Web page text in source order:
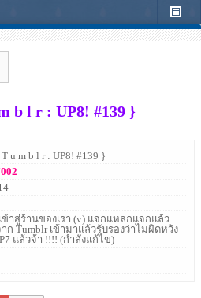
b l r : UP8! #139 }
u m b l r : UP8! #139 }
าสู่ร้านของเรา (v) แจกแหลกแจกแล้ว
ก Tumblr เข้ามาแล้วรับรองว่าไม่ผิดหวัง
แล้วจ้า !!!! (กำลังแก้ไข)